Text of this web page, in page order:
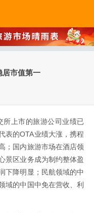
居市值第一
所上市的旅游公司业绩已
表的OTA业绩大涨，携程
；国内旅游市场在酒店领
景区业务成为制约整体盈
下降明显；民航领域的中
域的中国中免在营收、利